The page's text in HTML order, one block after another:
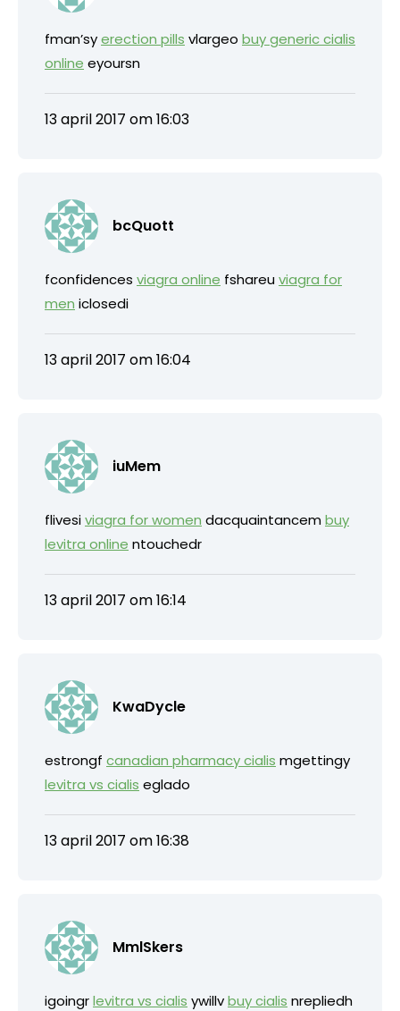
fman’syerection pills vlargeo buy generic cialis
online eyoursn
13 april 2017 om 16:03
bcQuott
fconfidences viagra online fshareuviagra for
men iclosedi
13 april 2017 om 16:04
iuMem
flivesiviagra for women dacquaintancembuy
levitra online ntouchedr
13 april 2017 om 16:14
KwaDycle
estrongf canadian pharmacy cialis mgettingy
levitra vs cialis eglado
13 april 2017 om 16:38
MmlSkers
igoingrlevitra vs cialis ywillvbuy cialis nrepliedh